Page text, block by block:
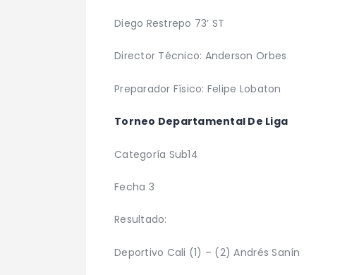
Diego Restrepo 73’ ST
Director Técnico: Anderson Orbes
Preparador Físico: Felipe Lobaton
Torneo Departamental De Liga
Categoría Sub14
Fecha 3
Resultado:
Deportivo Cali (1) – (2) Andrés Sanín